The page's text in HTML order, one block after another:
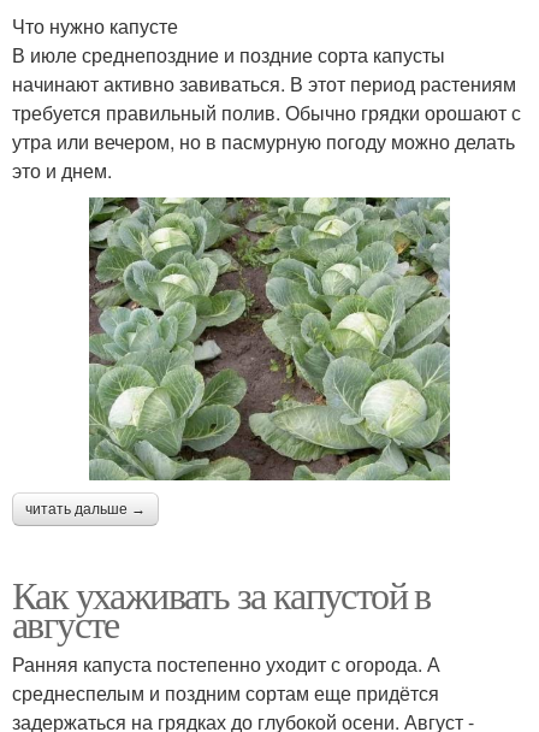
Что нужно капусте
В июле среднепоздние и поздние сорта капусты
начинают активно завиваться. В этот период растениям
требуется правильный полив. Обычно грядки орошают с
утра или вечером, но в пасмурную погоду можно делать
это и днем.
читать дальше →
Как ухаживать за капустой в
августе
Ранняя капуста постепенно уходит с огорода. А
среднеспелым и поздним сортам еще придётся
задержаться на грядках до глубокой осени. Август -